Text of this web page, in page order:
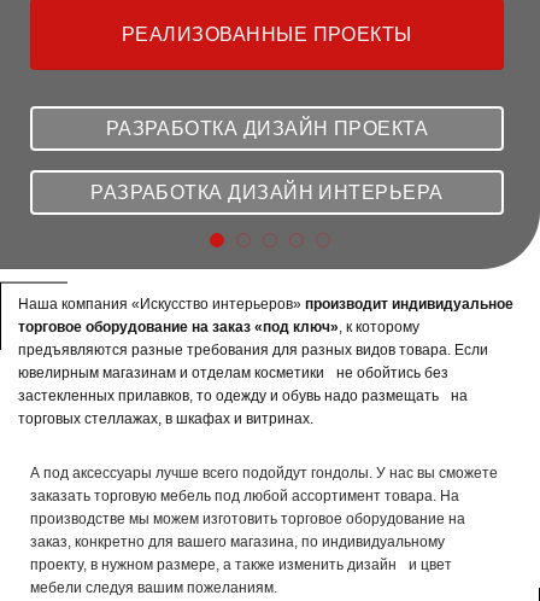
ПЕРЕЙТИ НА САЙТ
Наша компания «Искусство интерьеров»
предъявляются разные требования для разных видов товара. Если
ювелирным магазинам и отделам косметики не обойтись без
застекленных прилавков, то одежду и обувь надо размещать на
А под аксессуары лучше всего подойдут гондолы. У нас вы сможете
заказать торговую мебель под любой ассортимент товара. На
производстве мы можем изготовить торговое оборудование на
заказ, конкретно для вашего магазина, по индивидуальному
проекту, в нужном размере, а также изменить дизайн и цвет
мебели следуя вашим пожеланиям.
ТОРГОВОЕ ОБОРУДОВАНИЕ ДЛЯ МАГАЗИНОВ
ТОРГОВЫЕ СИСТЕМЫ ДЛЯ МАГАЗИНОВ
ОСВЕЩЕНИЕ, РЕКЛАМА, НАВИГАЦИЯ, ОФОРМЛЕНИЕ, МАНЕКЕНЫ